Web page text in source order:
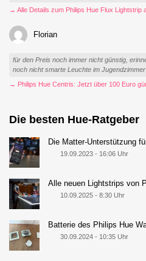
→ Alle Details zum Philips Hue Flux Lightstrip
Florian
für den Preis noch immer nicht günstig,
noch nicht smarte Leuchte im Jugendzimmer
→ Philips Hue Centris: Jetzt über 100 Euro
Die besten Hue-Ratgeber
Die Matter-Unterstützung
19.09.2023 - 16:06 Uhr
Alle neuen Lightstrips von
10.09.2025 - 8:30 Uhr
Batterie des Philips Hue
30.09.2024 - 10:35 Uhr